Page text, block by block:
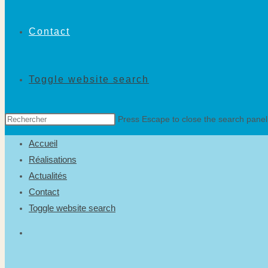
Contact
Toggle website search
Press Escape to close the search
Accueil
Réalisations
Actualités
Contact
Toggle website search